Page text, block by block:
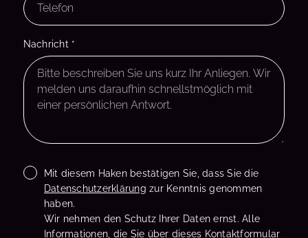
Nachricht *
Mit diesem Haken bestätigen Sie, dass Sie die
Datenschutzerklärung zur Kenntnis genommen
haben.
Wir nehmen den Schutz Ihrer Daten ernst. Alle
Informationen, die Sie über dieses Kontaktformular